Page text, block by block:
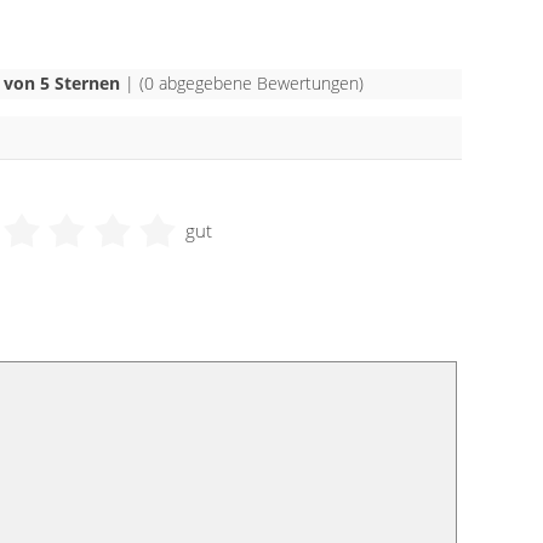
5 Sternen | (0abgegebene Bewertungen)
gut